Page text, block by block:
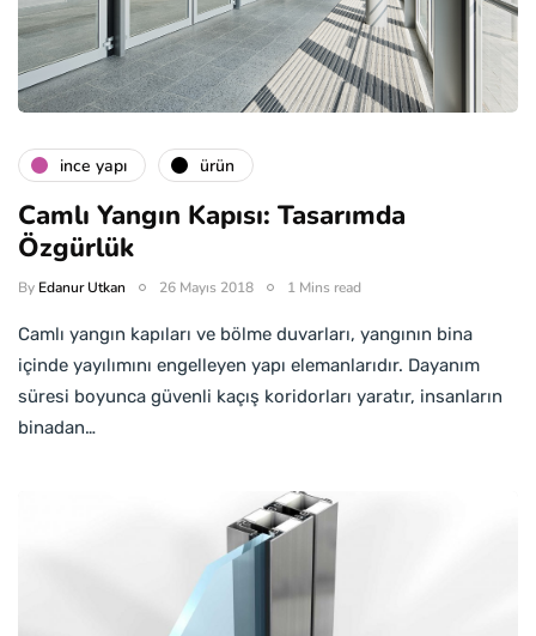
i̇nce yapı ürün
Camlı Yangın Kapısı: Tasarımda
Özgürlük
By Edanur Utkan 26 Mayıs 2018 1 Mins read
Camlı yangın kapıları ve bölme duvarları, yangının bina
içinde yayılımını engelleyen yapı elemanlarıdır. Dayanım
süresi boyunca güvenli kaçış koridorları yaratır, insanların
binadan…